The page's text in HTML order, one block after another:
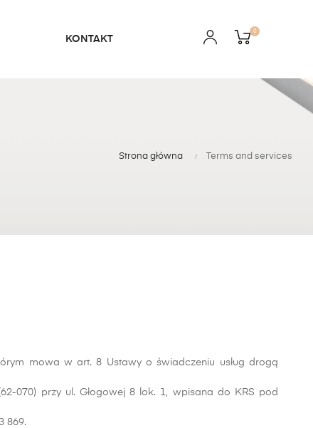
KONTAKT
0
Strona główna Terms and services
mowa w art. 8 Ustawy o świadczeniu usług drogą
070) przy ul. Głogowej 8 lok. 1, wpisana do KRS pod
869.